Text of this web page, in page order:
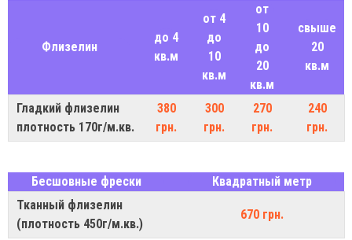
Флизелин
до 4
кв.м
от 4
до
10
кв.м
от
10
до
20
кв.м
свыше
20
кв.м
Гладкий флизелин
плотность 170г/м.кв.
380
грн.
300
грн.
270
грн.
240
грн.
Бесшовные фрески
Квадратный метр
Тканный флизелин
(плотность 450г/м.кв.)
670 грн.